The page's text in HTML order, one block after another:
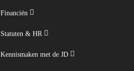
Financiën
Statuten & HR
Kennismaken met de JD